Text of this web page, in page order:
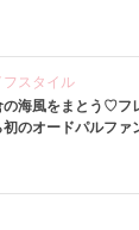
フスタイル
の海風をまとう♡フ
初のオードパルファ